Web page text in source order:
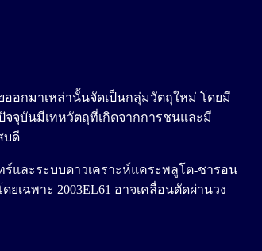
ออกมาเหล่านั้นจัดเป็นกลุ่มวัตถุใหม่ โดยมี
จุบันมีเทหวัตถุที่เกิดจากการชนและมี
บดี
และระบบดาวเคราะห์แคระพลูโต-ชารอน
ฉพาะ 2003EL61 อาจเคลื่อนตัดผ่านวง